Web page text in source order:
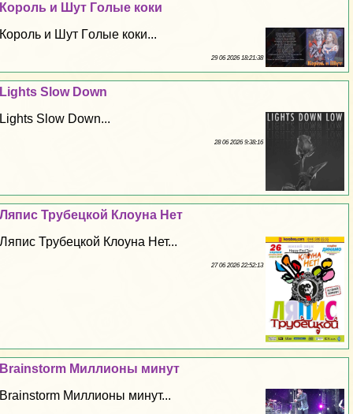
Король и Шут Гoлые коки
Король и Шут Гoлые коки...
29 06 2026 18:21:38
Lights Slow Down
Lights Slow Down...
28 06 2026 9:38:16
Ляпис Трубецкой Клоуна Нет
Ляпис Трубецкой Клоуна Нет...
27 06 2026 22:52:13
Brainstorm Миллионы минут
Brainstorm Миллионы минут...